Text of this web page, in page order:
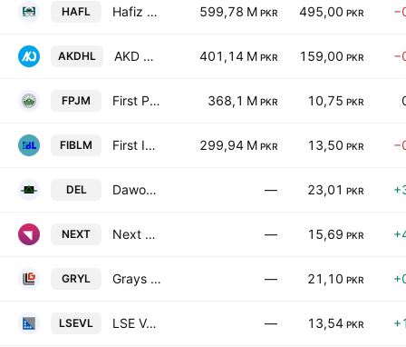
HAFL Hafiz Limited 599,78 M PKR 495,00 PKR
AKDHL AKD Hospitality Limited 401,14 M PKR 159,00 PKR
FPJM First Punjab Modaraba Services Pvt Ltd. 368,1 M PKR 10,75 PKR
FIBLM First IBL Modaraba 299,94 M PKR 13,50 PKR
DEL Dawood Equities Limited — 23,01 PKR
NEXT Next Capital Limited — 15,69 PKR
GRYL Grays Leasing Limited — 21,10 PKR
LSEVL LSE Ventures Limited — 13,54 PKR